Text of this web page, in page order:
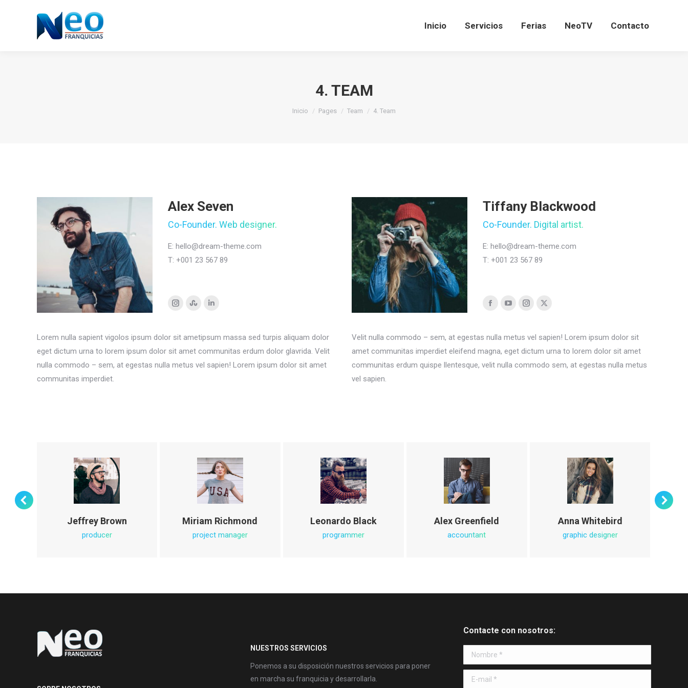
Inicio Servicios Ferias NeoTV Contacto
4. TEAM
Estás aquí:
Inicio Pages Team 4. Team
Alex Seven
Co-Founder. Web designer.
E: hello@dream-theme.com
T: +001 23 567 89
InstagramStumbleupon
Linkedin
Lorem nulla sapient vigolos ipsum dolor sit ametipsum massa sed turpis aliquam dolor
eget dictum urna to lorem ipsum dolor sit amet communitas erdum dolor glavrida. Velit
nulla commodo – sem, at egestas nulla metus vel sapien! Lorem ipsum dolor sit amet
communitas imperdiet.
Tiffany Blackwood
Co-Founder. Digital artist.
E: hello@dream-theme.com
T: +001 23 567 89
FacebookYouTubeInstagram
X
Velit nulla commodo – sem, at egestas nulla metus vel sapien! Lorem ipsum dolor sit
amet communitas imperdiet eleifend magna, eget dictum urna to lorem dolor sit amet
communitas erdum quispe llentesque, velit nulla commodo sem, at egestas nulla metus
vel sapien.
Jeffrey Brown
producer
Miriam Richmond
project manager
Leonardo Black
programmer
Alex Greenfield
accountant
Anna Whitebird
graphic designer
NUESTROS SERVICIOS
Ponemos a su disposición nuestros servicios para poner
en marcha su franquicia y desarrollarla.
Contacte con nosotros:
Nombre *
E-mail *